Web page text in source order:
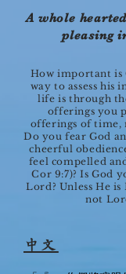
A whole
pleasing
How important is
way to assess his
life is through
offerings you
offerings of time,
Do you fear God
cheerful
feel compelled
Cor 9:7)? Is God
Lord? Unless He
not
中文